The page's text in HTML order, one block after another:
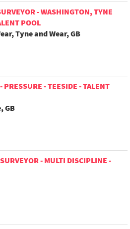
- WASHINGTON, TYNE
POOL
Tyne and Wear, GB
PRESSURE - TEESIDE - TALENT
GB
- MULTI DISCIPLINE -